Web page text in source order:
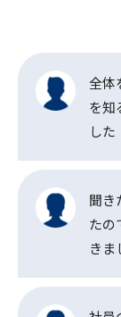
全体
を知
した
聞き
たの
きま